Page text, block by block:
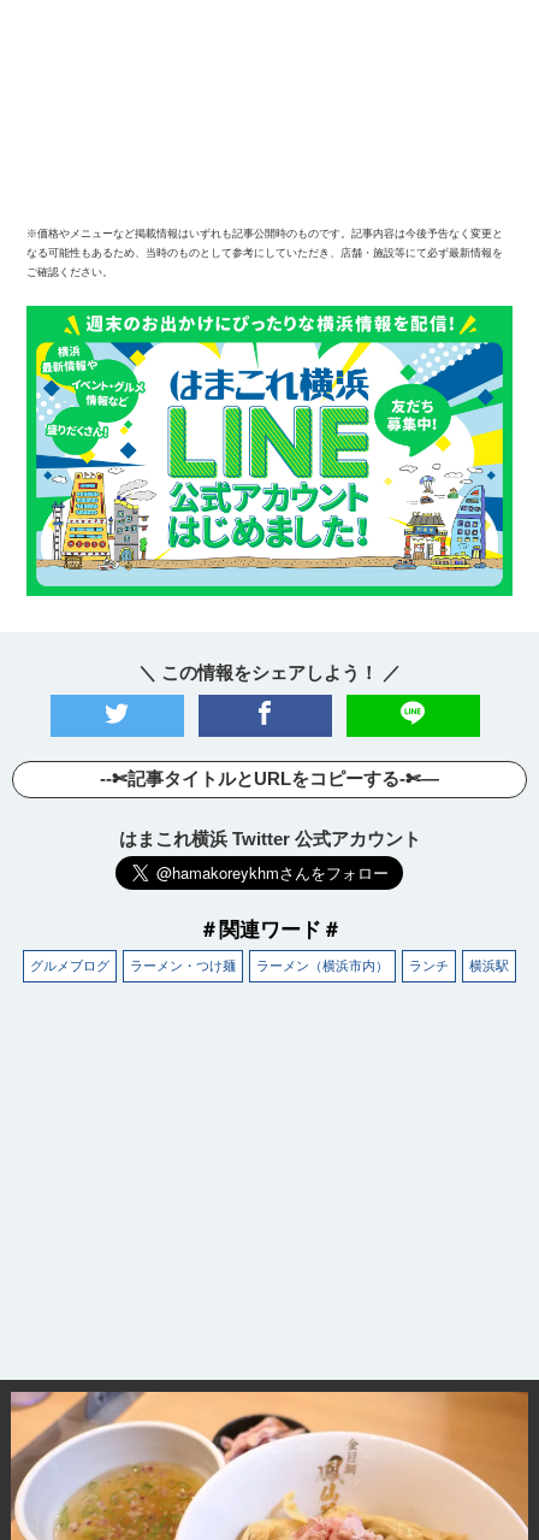
※価格やメニューなど掲載情報はいずれも記事公開時のものです。記事内容は今後予告なく変更と
なる可能性もあるため、当時のものとして参考にしていただき、店舗・施設等にて必ず最新情報を
ご確認ください。
＼ この情報をシェアしよう！ ／
--✄記事タイトルとURLをコピーする-✄—
はまこれ横浜 Twitter 公式アカウント
＃関連ワード＃
グルメブログ ラーメン・つけ麺 ラーメン（横浜市内） ランチ 横浜駅